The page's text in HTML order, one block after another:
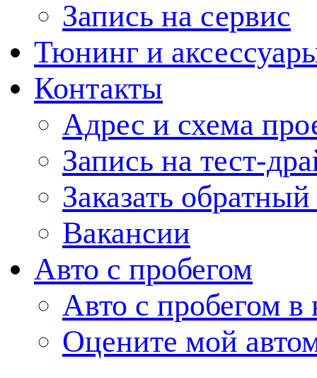
Запись на сервис
Тюнинг и
Контакты
Адрес и схема
Запись на тест-
Заказать
Вакансии
Авто с пробегом
Авто с пробегом в
Оцените мой